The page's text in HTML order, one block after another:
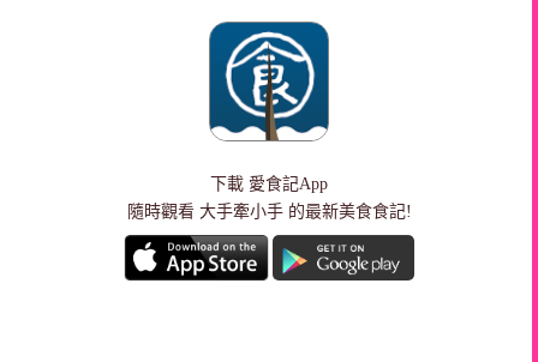
下載 愛食記App
隨時觀看 大手牽小手 的最新美食食記!